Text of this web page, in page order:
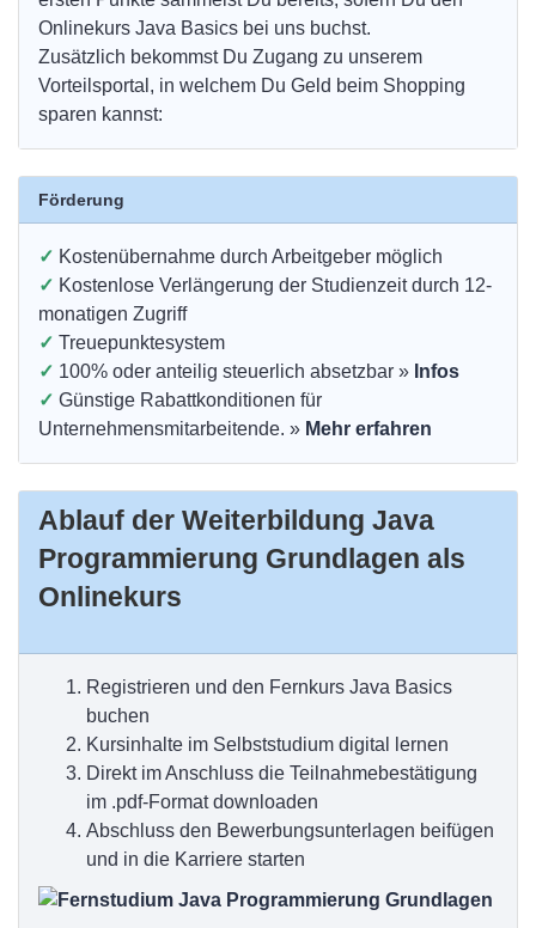
Onlinekurs Java Basics bei uns buchst.
Zusätzlich bekommst Du Zugang zu unserem
Vorteilsportal, in welchem Du Geld beim Shopping
sparen kannst:
Förderung
✓ Kostenübernahme durch Arbeitgeber möglich
✓ Kostenlose Verlängerung der Studienzeit durch 12-
monatigen Zugriff
✓ Treuepunktesystem
✓ 100% oder anteilig steuerlich absetzbar » Infos
✓ Günstige Rabattkonditionen für
Unternehmensmitarbeitende. » Mehr erfahren
Ablauf der Weiterbildung Java
Programmierung Grundlagen als
Onlinekurs
Registrieren und den Fernkurs Java Basics
buchen
Kursinhalte im Selbststudium digital lernen
Direkt im Anschluss die Teilnahmebestätigung
im .pdf-Format downloaden
Abschluss den Bewerbungsunterlagen beifügen
und in die Karriere starten